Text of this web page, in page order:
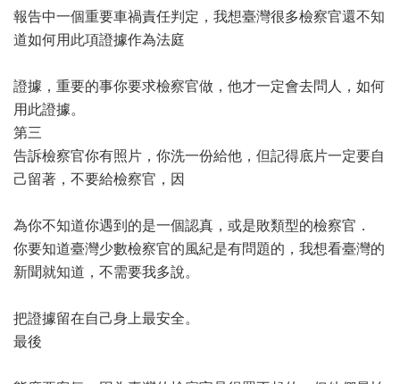
報告中一個重要車禍責任判定，我想臺灣很多檢察官還不知
道如何用此項證據作為法庭
證據，重要的事你要求檢察官做，他才一定會去問人，如何
用此證據。
第三
告訴檢察官你有照片，你洗一份給他，但記得底片一定要自
己留著，不要給檢察官，因
為你不知道你遇到的是一個認真，或是敗類型的檢察官．
你要知道臺灣少數檢察官的風紀是有問題的，我想看臺灣的
新聞就知道，不需要我多說。
把證據留在自己身上最安全。
最後